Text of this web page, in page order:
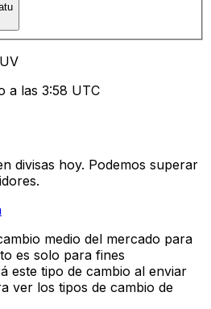
a las 3:58 UTC
divisas hoy. Podemos superar
medio del mercado para
es solo para fines
este tipo de cambio al enviar
ver los tipos de cambio de